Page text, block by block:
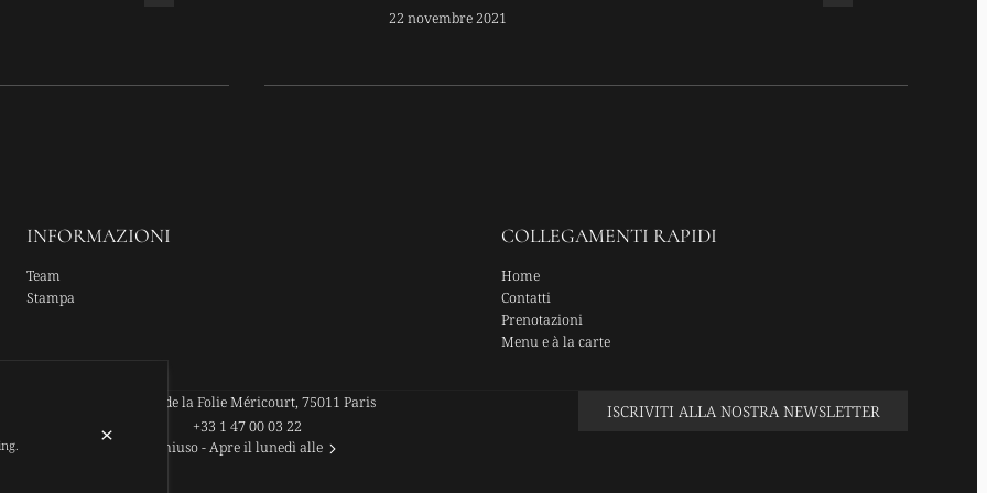
EX-CANDIDATS TOP CHEF
22 novembre 2021
INFORMAZIONI
Team
Stampa
COLLEGAMENTI RAPIDI
Home
Contatti
Prenotazioni
Menu e à la carte
44 Rue de la Folie Méricourt, 75011 Paris
+33 1 47 00 03 22
Chiuso- Apre il lunedì alle
ISCRIVITI ALLA NOSTRA NEWSLETTER